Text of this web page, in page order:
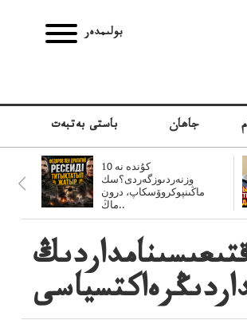
بولىمدەر
باستى بەتبەت جاھان
10 كۇندە نە
وزنەردىوزگەردى؟سك
ماڭىنپوكروۆسكاپ، درون
ماڭ..